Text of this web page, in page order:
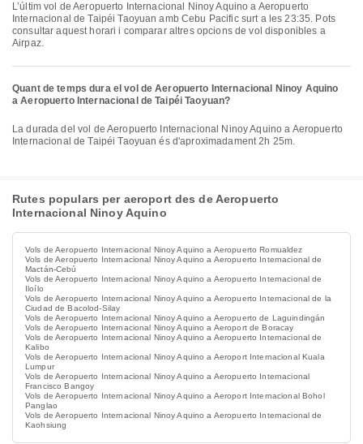
L’últim vol de Aeropuerto Internacional Ninoy Aquino a Aeropuerto
Internacional de Taipéi Taoyuan amb Cebu Pacific surt a les 23:35. Pots
consultar aquest horari i comparar altres opcions de vol disponibles a
Airpaz.
Quant de temps dura el vol de Aeropuerto Internacional Ninoy Aquino
a Aeropuerto Internacional de Taipéi Taoyuan?
La durada del vol de Aeropuerto Internacional Ninoy Aquino a Aeropuerto
Internacional de Taipéi Taoyuan és d'aproximadament 2h 25m.
Rutes populars per aeroport des de Aeropuerto
Internacional Ninoy Aquino
Vols de Aeropuerto Internacional Ninoy Aquino a Aeropuerto Romualdez
Vols de Aeropuerto Internacional Ninoy Aquino a Aeropuerto Internacional de
Mactán-Cebú
Vols de Aeropuerto Internacional Ninoy Aquino a Aeropuerto Internacional de
Iloílo
Vols de Aeropuerto Internacional Ninoy Aquino a Aeropuerto Internacional de la
Ciudad de Bacolod-Silay
Vols de Aeropuerto Internacional Ninoy Aquino a Aeropuerto de Laguindingán
Vols de Aeropuerto Internacional Ninoy Aquino a Aeroport de Boracay
Vols de Aeropuerto Internacional Ninoy Aquino a Aeropuerto Internacional de
Kalibo
Vols de Aeropuerto Internacional Ninoy Aquino a Aeroport Internacional Kuala
Lumpur
Vols de Aeropuerto Internacional Ninoy Aquino a Aeropuerto Internacional
Francisco Bangoy
Vols de Aeropuerto Internacional Ninoy Aquino a Aeroport Internacional Bohol
Panglao
Vols de Aeropuerto Internacional Ninoy Aquino a Aeropuerto Internacional de
Kaohsiung